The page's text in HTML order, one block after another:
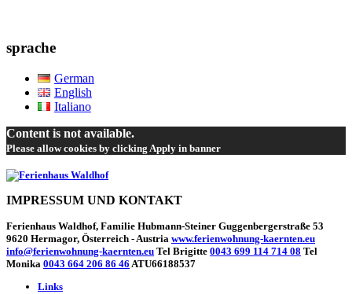
sprache
German
English
Italiano
Content is not available.
Please allow cookies by clicking Apply in banner
IMPRESSUM UND KONTAKT
Ferienhaus Waldhof, Familie Hubmann-Steiner Guggenbergerstraße 53
9620 Hermagor, Österreich - Austria www.ferienwohnung-kaernten.eu
info@ferienwohnung-kaernten.eu Tel Brigitte 0043 699 114 714 08 Tel
Monika 0043 664 206 86 46 ATU66188537
Links